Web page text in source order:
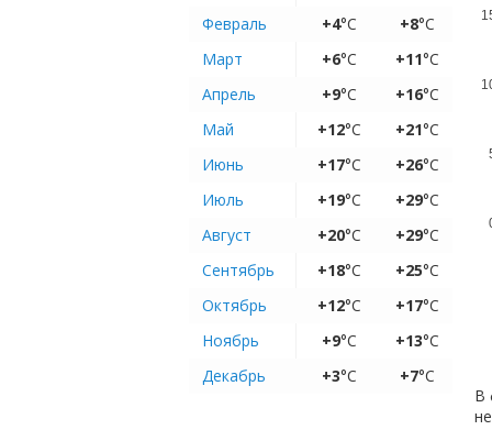
Февраль
+4°C +8°C
Март
+6°C +11°C
Апрель
+9°C +16°C
Май
+12°C +21°C
Июнь
+17°C +26°C
Июль
+19°C +29°C
Август
+20°C +29°C
Сентябрь
+18°C +25°C
Октябрь
+12°C +17°C
Ноябрь
+9°C +13°C
Декабрь
+3°C +7°C
В